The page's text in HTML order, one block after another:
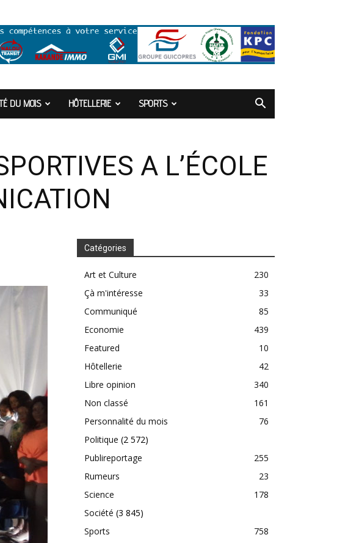
DU MOIS HÔTELLERIE SPORTS
A L’ÉCOLE
Catégories
Art et Culture
230
Çà m'intéresse
33
Communiqué
85
Economie
439
Featured
10
Hôtellerie
42
Libre opinion
340
Non classé
161
Personnalité du mois
76
Politique (2 572)
Publireportage
255
Rumeurs
23
Science
178
Société (3 845)
Sports
758